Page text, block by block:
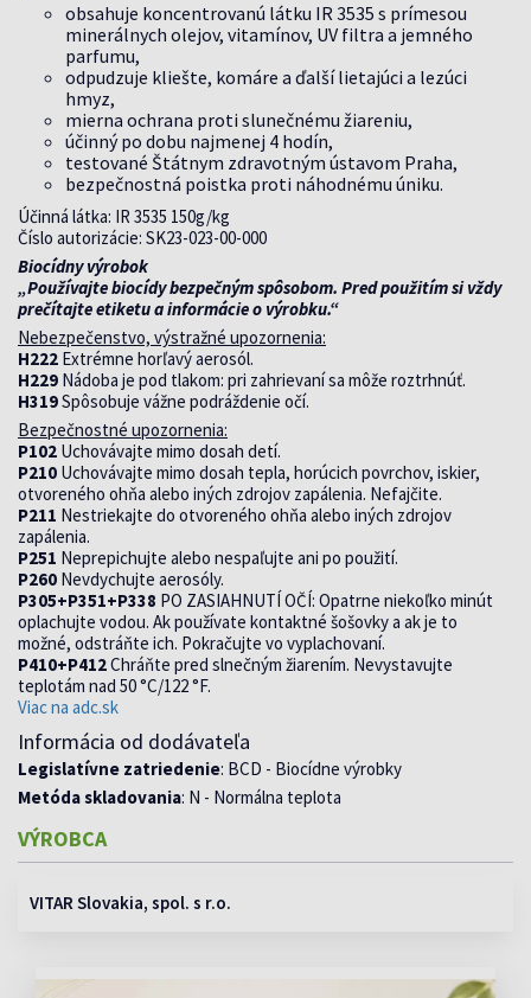
obsahuje koncentrovanú látku IR 3535 s prímesou
minerálnych olejov, vitamínov, UV filtra a jemného
parfumu,
odpudzuje kliešte, komáre a ďalší lietajúci a lezúci
hmyz,
mierna ochrana proti slunečnému žiareniu,
účinný po dobu najmenej 4 hodín,
testované Štátnym zdravotným ústavom Praha,
bezpečnostná poistka proti náhodnému úniku.
Účinná látka: IR 3535 150g/kg
Číslo autorizácie: SK23-023-00-000
Biocídny výrobok
„Používajte biocídy bezpečným spôsobom. Pred použitím si vždy
prečítajte etiketu a informácie o výrobku.“
Nebezpečenstvo, výstražné upozornenia:
H222 Extrémne horľavý aerosól.
H229 Nádoba je pod tlakom: pri zahrievaní sa môže roztrhnúť.
H319Spôsobuje vážne podráždenie očí.
Bezpečnostné upozornenia:
P102 Uchovávajte mimo dosah detí.
P210 Uchovávajte mimo dosah tepla, horúcich povrchov, iskier,
otvoreného ohňa alebo iných zdrojov zapálenia. Nefajčite.
P211 Nestriekajte do otvoreného ohňa alebo iných zdrojov
zapálenia.
P251 Neprepichujte alebo nespaľujte ani po použití.
P260 Nevdychujte aerosóly.
P305+P351+P338 PO ZASIAHNUTÍ OČÍ: Opatrne niekoľko minút
oplachujte vodou. Ak používate kontaktné šošovky a ak je to
možné, odstráňte ich. Pokračujte vo vyplachovaní.
P410+P412Chráňte pred slnečným žiarením. Nevystavujte
teplotám nad 50 °C/122 °F.
Viac na adc.sk
Informácia od dodávateľa
Legislatívne zatriedenie: BCD - Biocídne výrobky
Metóda skladovania: N - Normálna teplota
VÝROBCA
VITAR Slovakia, spol. s r.o.